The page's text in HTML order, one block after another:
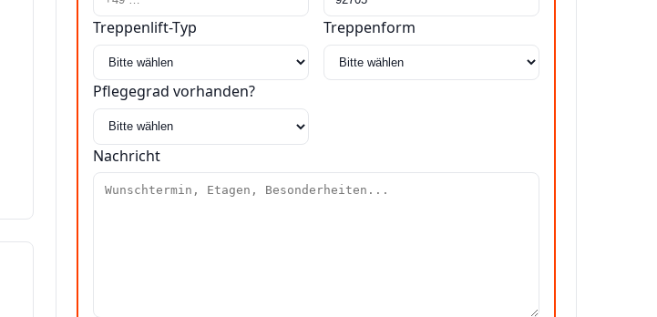
Treppenlift-Typ Treppenform
Pflegegrad vorhanden?
Nachricht